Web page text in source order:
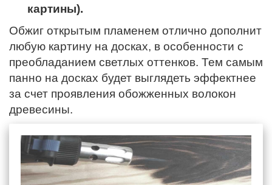
картины).
Обжиг открытым пламенем отлично дополнит
любую картину на досках, в особенности с
преобладанием светлых оттенков. Тем самым
панно на досках будет выглядеть эффектнее
за счет проявления обожженных волокон
древесины.